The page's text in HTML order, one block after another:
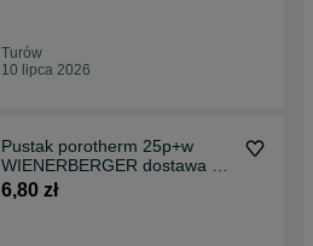
Turów
10 lipca 2026
Pustak porotherm 25p+w
WIENERBERGER dostawa z
HDS ceramika budowa
6,80 zł